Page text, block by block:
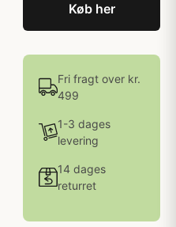
Køb her
Fri fragt over kr.
499
1-3 dages
levering
14 dages
returret